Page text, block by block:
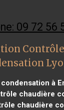
09 72 56
à
chaudière
chaudière